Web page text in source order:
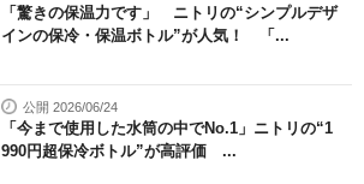
「驚きの保温力です」 ニトリの“シンプルデザ
インの保冷・保温ボトル”が人気！ 「...
公開 2026/06/24
「今まで使用した水筒の中でNo.1」ニトリの“1
990円超保冷ボトル”が高評価 ...